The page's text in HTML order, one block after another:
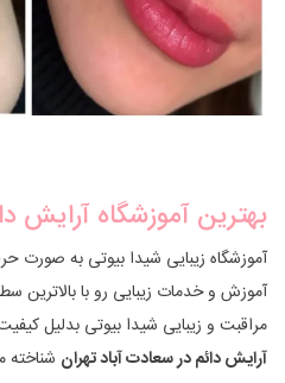
بهترین آموزشگاه آرایش
آموزشگاه زیبایی شیدا بیوتی به صورت
آموزش و خدمات زیبایی رو با بالاترین
مراقبت و زیبایی شیدا بیوتی بدلیل
آرایش دائم در سعادت آباد تهران